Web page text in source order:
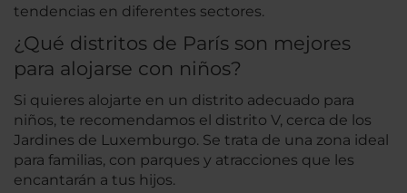
tendencias en diferentes sectores.
¿Qué distritos de París son mejores
para alojarse con niños?
Si quieres alojarte en un distrito adecuado para
niños, te recomendamos el distrito V, cerca de los
Jardines de Luxemburgo. Se trata de una zona ideal
para familias, con parques y atracciones que les
encantarán a tus hijos.